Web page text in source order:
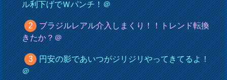
ル利下げでＷパンチ！＠
ブラジルレアル介入しまくり！！トレンド転換
きたか？＠
円安の影であいつがジリジリやってきてるよ！
＠